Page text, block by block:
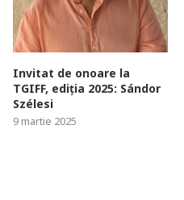
Invitat de onoare la
TGIFF, ediția 2025: Sándor
Szélesi
9 martie 2025